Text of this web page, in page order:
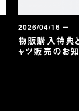
2026/04/16 －
物販購入特典
ャツ販売のお